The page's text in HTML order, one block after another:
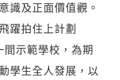
識及正面價值觀。
躍拍住上計劃
間示範學校，為期
學生全人發展，以